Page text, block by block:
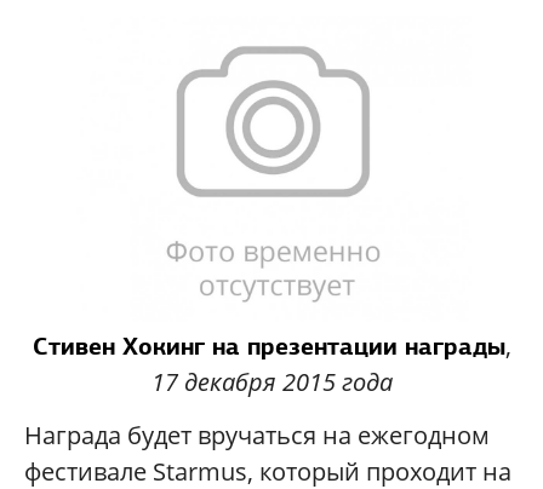
Стивен Хокинг на презентации награды,
17 декабря 2015 года
Награда будет вручаться на ежегодном
фестивале Starmus, который проходит на